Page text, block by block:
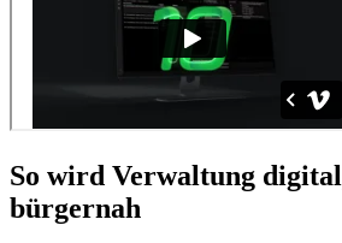
So wird Verwaltung
bürgernah